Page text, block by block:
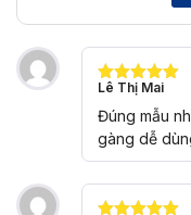
Được xếp
hạng
5
sao
Lê Thị Mai
Đúng mẫu
gàng dễ